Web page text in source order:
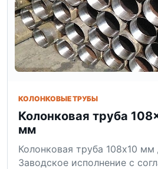
КОЛОНКОВЫЕ ТРУБЫ
Колонковая труба
мм
Колонковая труба 108x10
Заводское исполнение с